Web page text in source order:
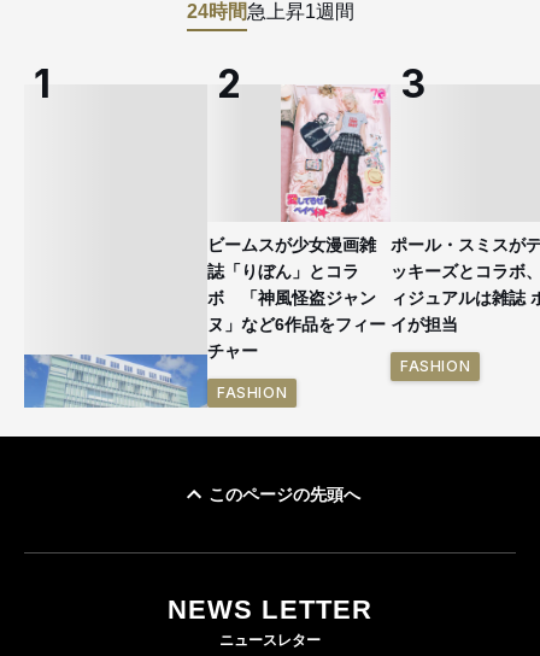
24時間急上昇1週間
ビームスが少女漫画雑
誌「りぼん」とコラ
ボ 「神風怪盗ジャン
ヌ」など6作品をフィー
チャー
FASHION
ポール・スミスが
ッキーズとコラボ
ィジュアルは雑誌
イが担当
FASHION
このページの先頭へ
NEWS LETTER
ニュースレター